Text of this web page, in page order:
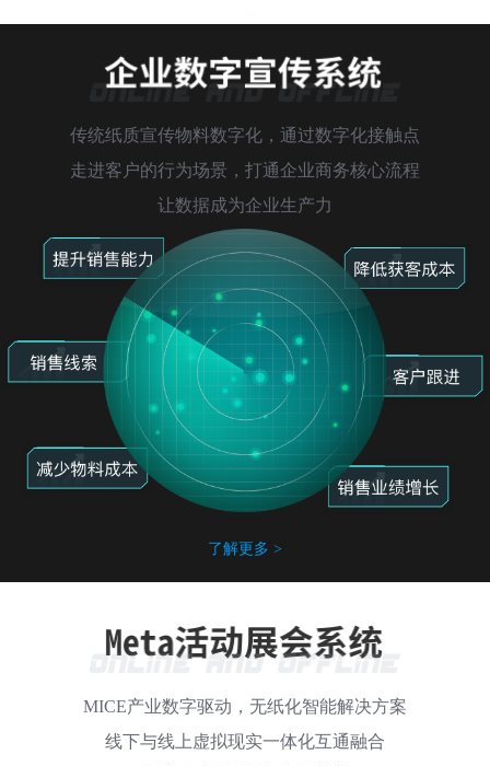
传统纸质宣传物料数字化，通过数字化接触点
走进客户的行为场景，打通企业商务核心流程
让数据成为企业生产力
了解更多 >
MICE产业数字驱动，无纸化智能解决方案
线下与线上虚拟现实一体化互通融合